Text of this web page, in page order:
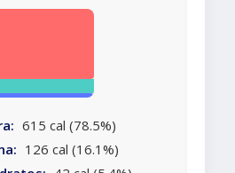
615 cal (78.5%)
126 cal (16.1%)